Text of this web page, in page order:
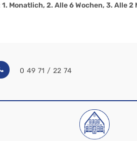
1. Monatlich, 2. Alle 6 Wochen, 3. Alle
0 49 71 / 22 74